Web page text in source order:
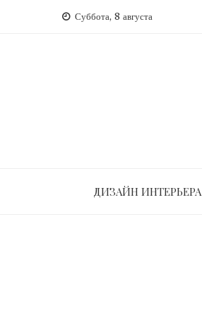
Суббота, 8 августа
ДИЗАЙН ИНТЕРЬЕРА